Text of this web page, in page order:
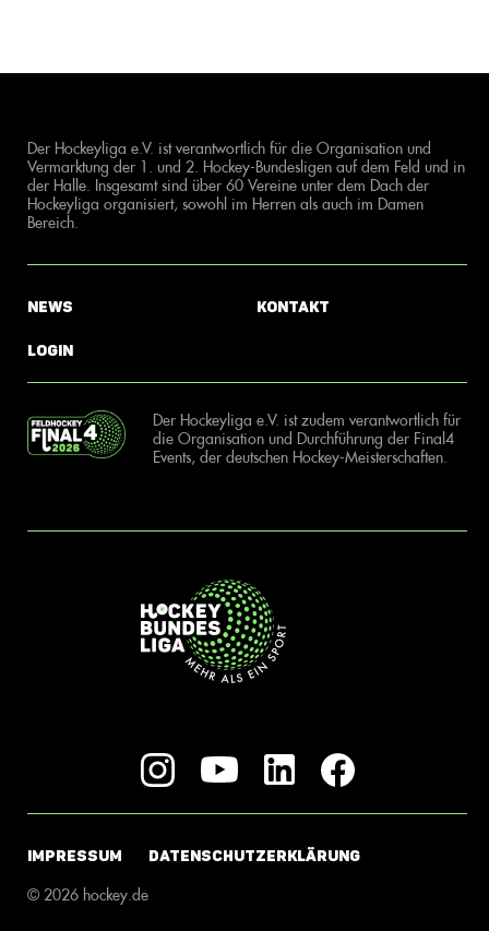
Der Hockeyliga e.V. ist verantwortlich für die Organisation und
Vermarktung der 1. und 2. Hockey-Bundesligen auf dem Feld und in
der Halle. Insgesamt sind über 60 Vereine unter dem Dach der
Hockeyliga organisiert, sowohl im Herren als auch im Damen
Bereich.
News
Login
Kontakt
Der Hockeyliga e.V. ist zudem verantwortlich für
die Organisation und Durchführung der Final4
Events, der deutschen Hockey-Meisterschaften.
IMPRESSUM DATENSCHUTZERKLÄRUNG
© 2026 hockey.de